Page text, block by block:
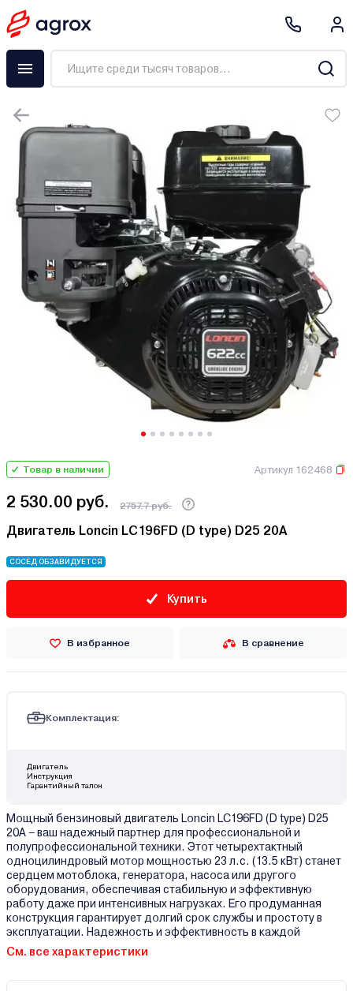
Товар в наличии Артикул 162468
2 530.00 руб. 2757.7 руб.
Двигатель Loncin LC196FD (D type) D25 20A
СОСЕД ОБЗАВИДУЕТСЯ
Купить
В избранное В сравнение
Комплектация:
Двигатель
Инструкция
Гарантийный талон
Мощный бензиновый двигатель Loncin LC196FD (D type) D25
20A – ваш надежный партнер для профессиональной и
полупрофессиональной техники. Этот четырехтактный
одноцилиндровый мотор мощностью 23 л.с. (13.5 кВт) станет
сердцем мотоблока, генератора, насоса или другого
оборудования, обеспечивая стабильную и эффективную
работу даже при интенсивных нагрузках. Его продуманная
конструкция гарантирует долгий срок службы и простоту в
эксплуатации. Надежность и эффективность в каждой
См. все характеристики